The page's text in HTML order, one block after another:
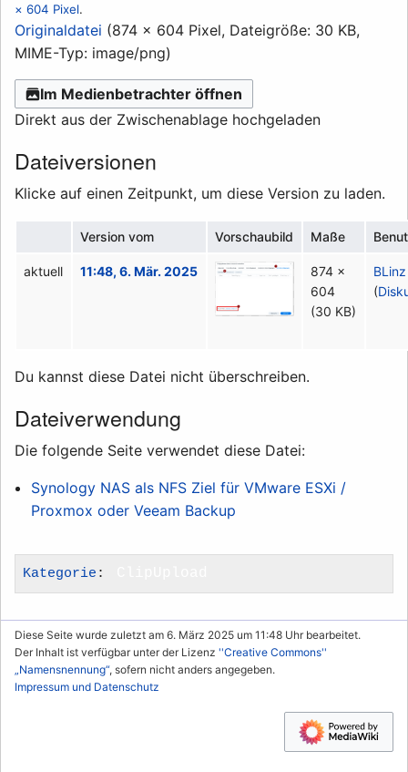
× 604 Pixel.
Originaldatei (874 × 604 Pixel, Dateigröße: 30 KB,
MIME-Typ: image/png)
Im Medienbetrachter öffnen
Direkt aus der Zwischenablage hochgeladen
Dateiversionen
Klicke auf einen Zeitpunkt, um diese Version zu laden.
Version vom Vorschaubild Maße
aktuell 11:48, 6. Mär. 2025
874 ×
604
(30 KB)
BLinz
(
Du kannst diese Datei nicht überschreiben.
Dateiverwendung
Die folgende Seite verwendet diese Datei:
Synology NAS als NFS Ziel für VMware ESXi /
Proxmox oder Veeam Backup
Kategorie :
Diese Seite wurde zuletzt am 6. März 2025 um 11:48 Uhr bearbeitet.
Der Inhalt ist verfügbar unter der Lizenz ''Creative Commons''
„Namensnennung“, sofern nicht anders angegeben.
Impressum und Datenschutz